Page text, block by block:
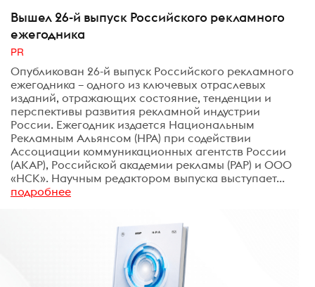
Вышел 26-й выпуск Российского рекламного
ежегодника
PR
Опубликован 26-й выпуск Российского рекламного
ежегодника – одного из ключевых отраслевых
изданий, отражающих состояние, тенденции и
перспективы развития рекламной индустрии
России. Ежегодник издается Национальным
Рекламным Альянсом (НРА) при содействии
Ассоциации коммуникационных агентств России
(АКАР), Российской академии рекламы (РАР) и ООО
«НСК». Научным редактором выпуска выступает...
подробнее